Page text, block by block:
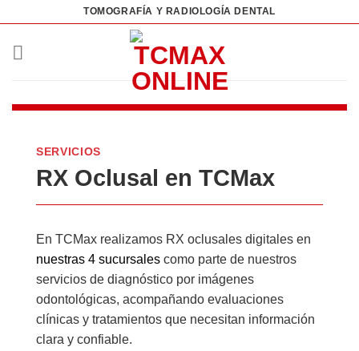
contenido
TOMOGRAFÍA Y RADIOLOGÍA DENTAL
SERVICIOS
RX Oclusal en TCMax
En TCMax realizamos RX oclusales digitales en
nuestras 4 sucursales como parte de nuestros
servicios de diagnóstico por imágenes
odontológicas, acompañando evaluaciones
clínicas y tratamientos que necesitan información
clara y confiable.